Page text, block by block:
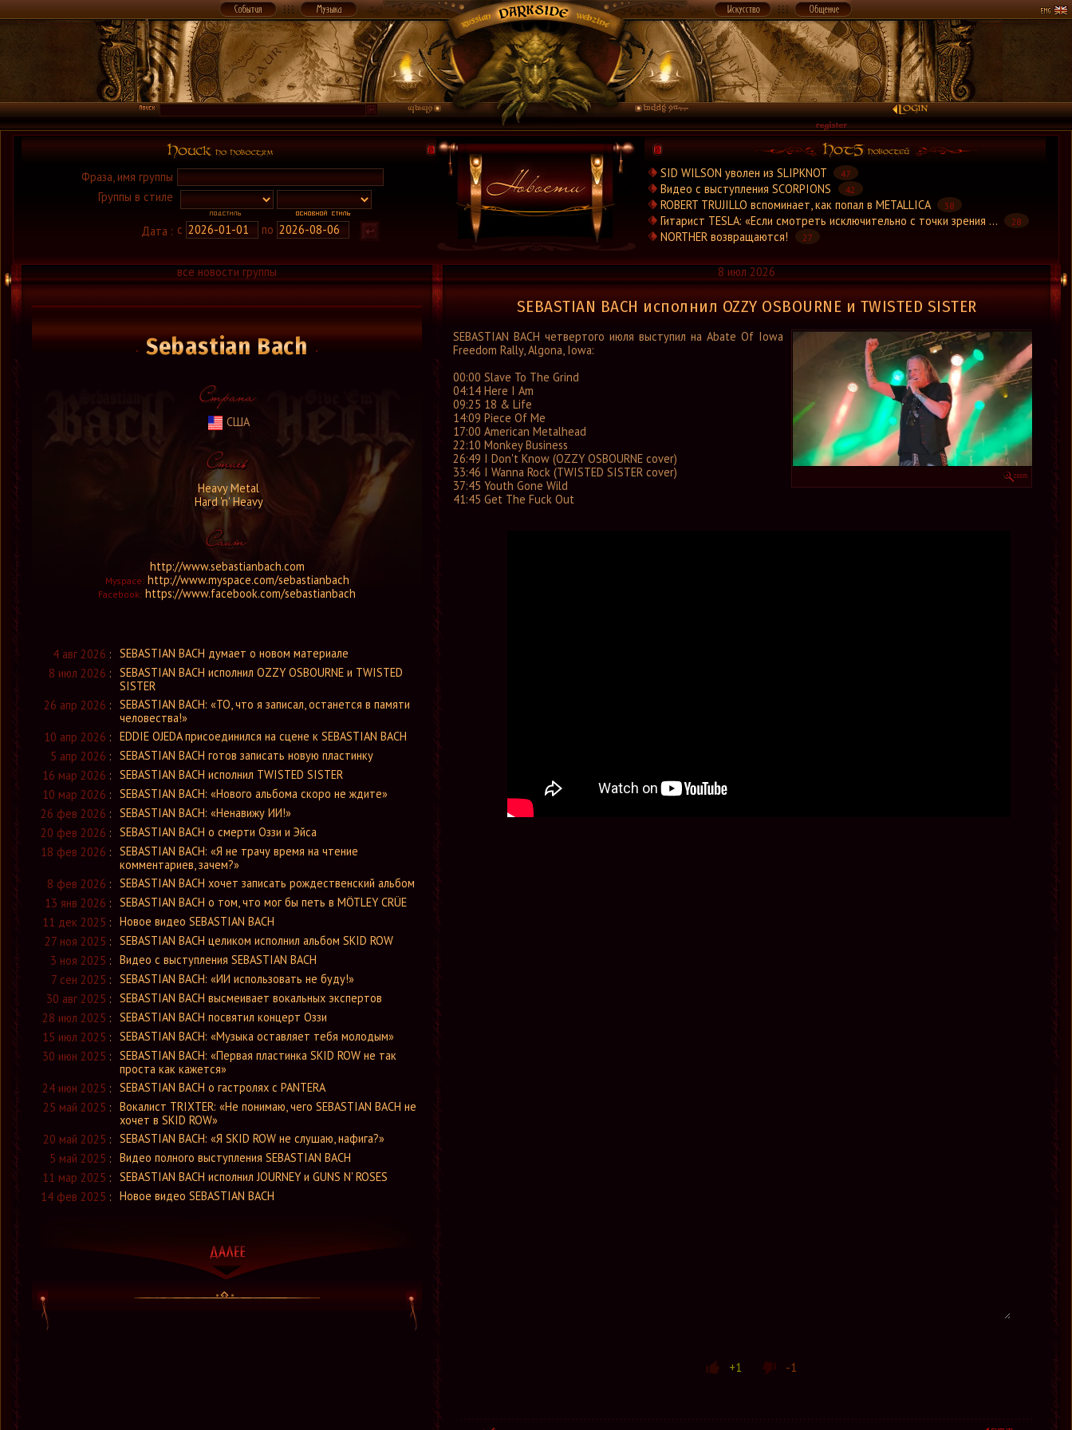
×
Новости
Новости.Рус
Видео
Концерты
Репортажи
Рецензии
Интервью
Стили
Графика
Форум
Фраза, имя группы
Группы в стиле
Дата : с по
SID WILSON уволен из SLIPKNOT 47
Видео с выступления SCORPIONS 42
ROBERT TRUJILLO вспоминает, как попал в METALLICA 38
Гитарист TESLA: «Если смотреть исключительно с точки зрения ... 28
NORTHER возвращаются! 27
все новости группы
Sebastian Bach
США
Heavy Metal
Hard 'n' Heavy
http://www.sebastianbach.com
Myspace: http://www.myspace.com/sebastianbach
Facebook: https://www.facebook.com/sebastianbach
4 авг 2026 : SEBASTIAN BACH думает о новом материале
8 июл 2026 : SEBASTIAN BACH исполнил OZZY OSBOURNE и TWISTED
SISTER
26 апр 2026 : SEBASTIAN BACH: «ТО, что я записал, останется в памяти
человества!»
10 апр 2026 : EDDIE OJEDA присоединился на сцене к SEBASTIAN BACH
5 апр 2026 : SEBASTIAN BACH готов записать новую пластинку
16 мар 2026 : SEBASTIAN BACH исполнил TWISTED SISTER
10 мар 2026 : SEBASTIAN BACH: «Нового альбома скоро не ждите»
26 фев 2026 : SEBASTIAN BACH: «Ненавижу ИИ!»
20 фев 2026 : SEBASTIAN BACH о смерти Оззи и Эйса
18 фев 2026 : SEBASTIAN BACH: «Я не трачу время на чтение
комментариев, зачем?»
8 фев 2026 : SEBASTIAN BACH хочет записать рождественский альбом
13 янв 2026 : SEBASTIAN BACH о том, что мог бы петь в MÖTLEY CRÜE
11 дек 2025 : Новое видео SEBASTIAN BACH
27 ноя 2025 : SEBASTIAN BACH целиком исполнил альбом SKID ROW
3 ноя 2025 : Видео с выступления SEBASTIAN BACH
7 сен 2025 : SEBASTIAN BACH: «ИИ использовать не буду!»
30 авг 2025 : SEBASTIAN BACH высмеивает вокальных экспертов
28 июл 2025 : SEBASTIAN BACH посвятил концерт Оззи
15 июл 2025 : SEBASTIAN BACH: «Музыка оставляет тебя молодым»
30 июн 2025 : SEBASTIAN BACH: «Первая пластинка SKID ROW не так
проста как кажется»
24 июн 2025 : SEBASTIAN BACH о гастролях с PANTERA
25 май 2025 : Вокалист TRIXTER: «Не понимаю, чего SEBASTIAN BACH не
хочет в SKID ROW»
20 май 2025 : SEBASTIAN BACH: «Я SKID ROW не слушаю, нафига?»
5 май 2025 : Видео полного выступления SEBASTIAN BACH
11 мар 2025 : SEBASTIAN BACH исполнил JOURNEY и GUNS N' ROSES
14 фев 2025 : Новое видео SEBASTIAN BACH
8 июл 2026
SEBASTIAN BACH исполнил OZZY OSBOURNE и TWISTED SISTER
SEBASTIAN BACH четвертого июля выступил на Abate Of Iowa
Freedom Rally, Algona, Iowa:
00:00 Slave To The Grind
04:14 Here I Am
09:25 18 & Life
14:09 Piece Of Me
17:00 American Metalhead
22:10 Monkey Business
26:49 I Don't Know (OZZY OSBOURNE cover)
33:46 I Wanna Rock (TWISTED SISTER cover)
37:45 Youth Gone Wild
41:45 Get The Fuck Out
+1 -1